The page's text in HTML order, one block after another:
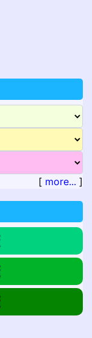
[ more... ]